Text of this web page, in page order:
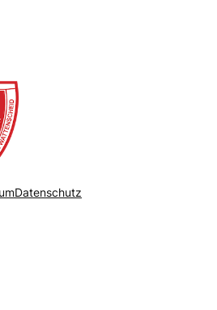
Datenschutz